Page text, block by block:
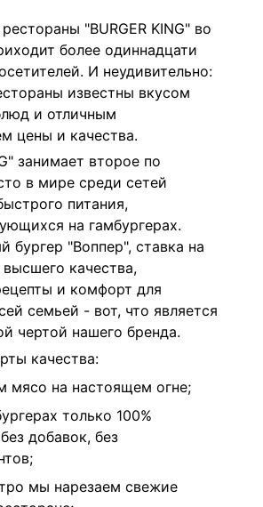
"BURGER KING" во
более одиннадцати
И неудивительно:
известны вкусом
и отличным
цены и качества.
занимает второе по
в мире среди сетей
питания,
на гамбургерах.
бургер "Воппер", ставка на
качества,
и комфорт для
семьей - вот, что является
чертой нашего бренда.
качества:
на настоящем огне;
только 100%
добавок, без
мы нарезаем свежие